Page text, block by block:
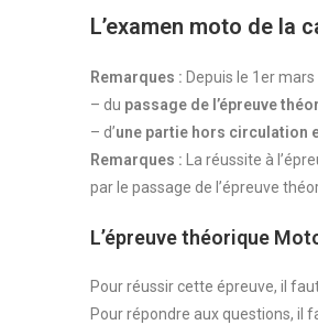
L’examen moto de la
Remarques : Depuis le 1er
– du passage de l’épreuve
– d’une partie hors circulation
Remarques : La réussite à
par le passage de l’épreuve
L’épreuve théorique
Pour réussir cette épreuve, il
Pour répondre aux questions, il